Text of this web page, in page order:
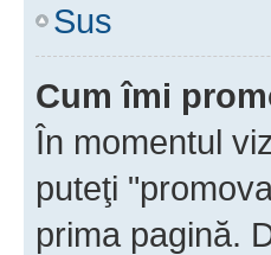
Sus
Cum îmi
În momentul
puteţi
prima pagină.